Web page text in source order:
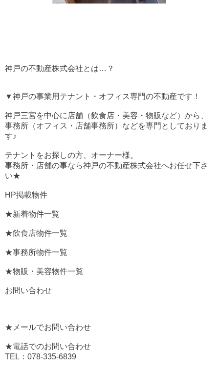
神戸の不動産株式会社とは…？
▼神戸の事業用テナント・オフィス専門の不動産です！
神戸三宮を中心に店舗（飲食店・美容・物販など）から、
事務所（オフィス・店舗事務所）などを専門としておりま
す♪
テナントをお探しの方、オーナー様。
事務所・店舗の事なら神戸の不動産株式会社へお任せ下さ
い★
HP掲載物件
★新着物件一覧
★飲食店物件一覧
★事務所物件一覧
★物販・美容物件一覧
お問い合わせ
★メールでお問い合わせ
★電話でのお問い合わせ
TEL：078-335-6839